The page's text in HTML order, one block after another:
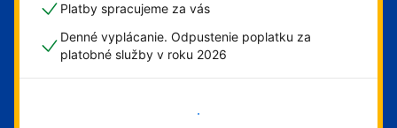
Platby spracujeme za vás
Denné vyplácanie. Odpustenie poplatku za
platobné služby v roku 2026